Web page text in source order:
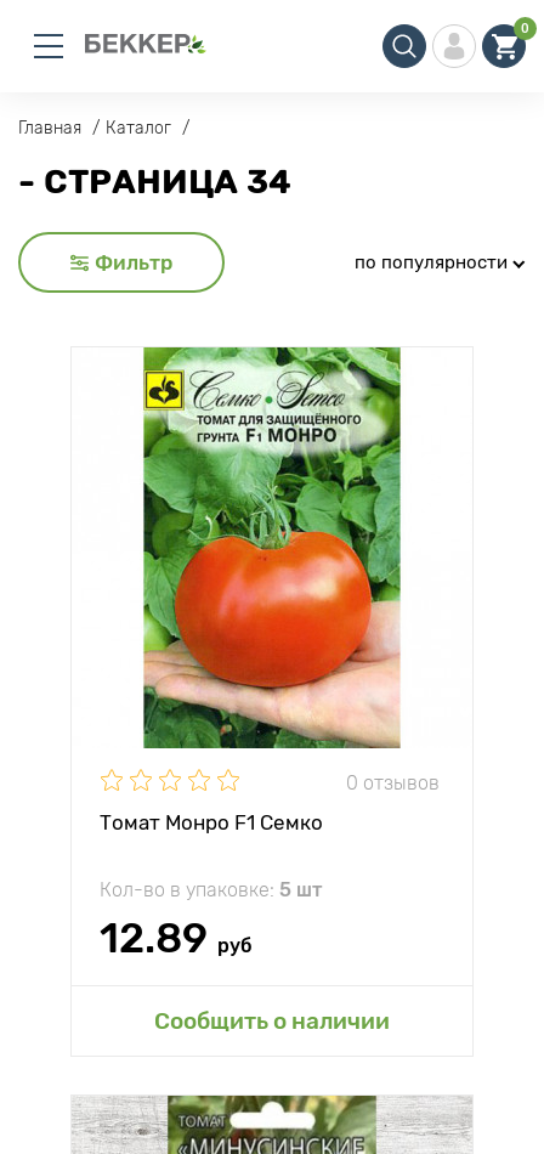
0
Главная Каталог
- СТРАНИЦА 34
Фильтр по популярности
0 отзывов
Томат Монро F1 Семко
Кол-во в упаковке: 5 шт
12.89 руб
Сообщить о наличии